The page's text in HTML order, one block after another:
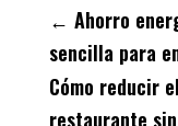
← Ahorro
sencilla para
Cómo reducir
restaurante